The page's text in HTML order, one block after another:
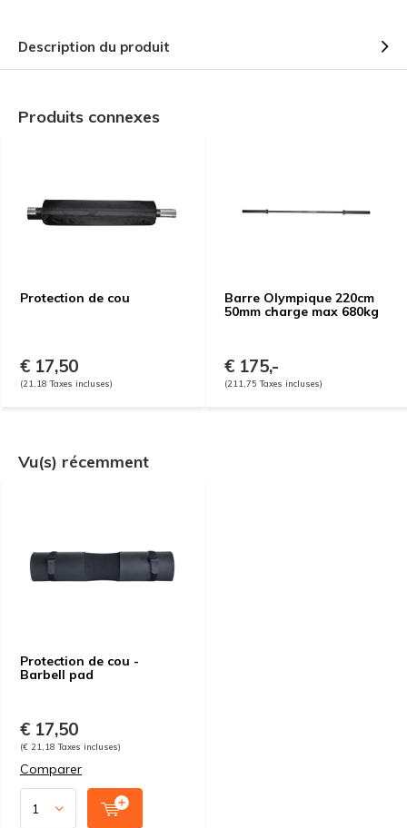
Description du produit
Produits connexes
Protection de cou
€ 17,50
(21,18 Taxes incluses)
Barre Olympique 220cm
50mm charge max 680kg
€ 175,-
(211,75 Taxes incluses)
Vu(s) récemment
Protection de cou -
Barbell pad
€ 17,50
(€ 21,18 Taxes incluses)
Comparer